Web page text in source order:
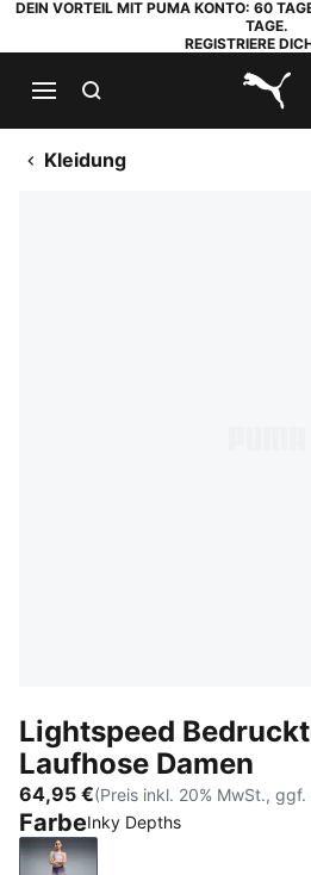
DEIN VORTEIL MIT PUMA KONTO: 60
TAGE.
REGISTRIERE
Kleidung
Lightspeed
Laufhose Damen
64,95 €(Preis inkl. 20% MwSt.,
FarbeInky Depths